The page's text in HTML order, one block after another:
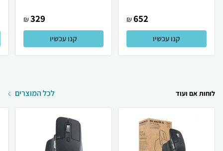
652
₪
קנו עכשיו
329
₪
קנו עכשיו
לוחות אם ועוד לכל המוצרים